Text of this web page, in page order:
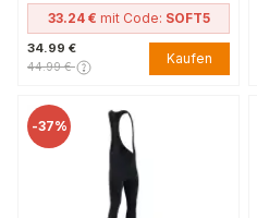
33.24 € mit Code: SOFT5
34.99 €
44.99 € Kaufen
-37%